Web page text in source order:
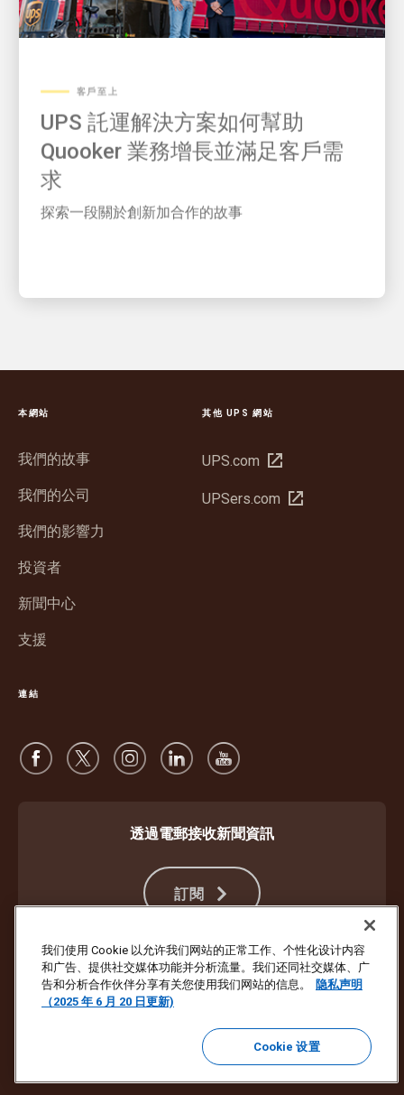
UPS 託運解決方案如何幫助
Quooker 業務增長並滿足客戶需
求
本網站
我們的故事
我們的公司
我們的影響力
投資者
新聞中心
支援
其他 UPS 網站
UPS.com 在
視
UPSers.com 在
連結
透過電郵接收新聞資訊
訂閱
防止詐騙 服務條款及細則 網站使用條款 私隱聲明 Cookie 設定
版權所有 ©1994- 2026 United Parcel Service of America, Inc. 保留所有
權利。不想再收到電郵更新？ 在此處退訂
若要更新 UPS 所有其他電子郵件喜好設定或退訂 UPS 行銷電子郵件，
請按此處。
我们使用 Cookie 以允许我们网站的正常工作、个性化设计内容
和广告、提供社交媒体功能并分析流量。我们还同社交媒体、广
告和分析合作伙伴分享有关您使用我们网站的信息。
隐私声明
（2025 年 6 月 20 日更新)
Cookie 设置